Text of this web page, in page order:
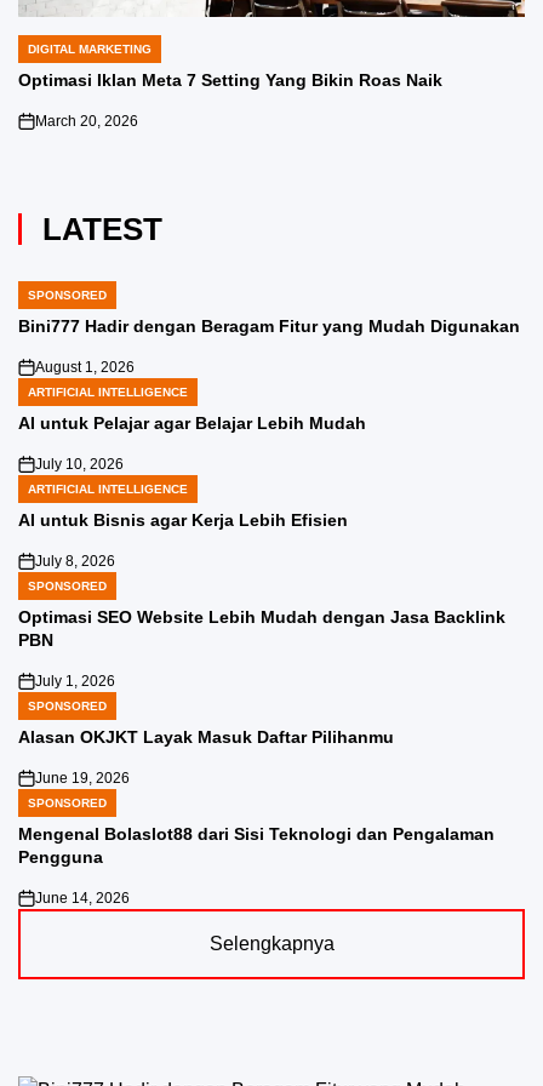
POSTED
IN
DIGITAL MARKETING
Optimasi Iklan Meta 7 Setting Yang Bikin Roas Naik
on
March 20, 2026
LATEST
POSTED
IN
SPONSORED
Bini777 Hadir dengan Beragam Fitur yang Mudah Digunakan
on
August 1, 2026
POSTED
IN
ARTIFICIAL INTELLIGENCE
AI untuk Pelajar agar Belajar Lebih Mudah
on
July 10, 2026
POSTED
IN
ARTIFICIAL INTELLIGENCE
AI untuk Bisnis agar Kerja Lebih Efisien
on
July 8, 2026
POSTED
IN
SPONSORED
Optimasi SEO Website Lebih Mudah dengan Jasa Backlink
PBN
on
July 1, 2026
POSTED
IN
SPONSORED
Alasan OKJKT Layak Masuk Daftar Pilihanmu
on
June 19, 2026
POSTED
IN
SPONSORED
Mengenal Bolaslot88 dari Sisi Teknologi dan Pengalaman
Pengguna
on
June 14, 2026
Selengkapnya